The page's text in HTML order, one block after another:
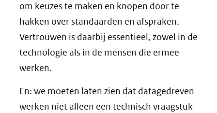
om keuzes te maken en knopen door te
hakken over standaarden en afspraken.
Vertrouwen is daarbij essentieel, zowel in de
technologie als in de mensen die ermee
werken.
En: we moeten laten zien dat datagedreven
werken niet alleen een technisch vraagstuk